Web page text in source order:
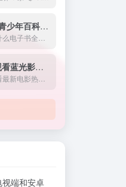
十万个为什么 - 在线青少年百科全书
天空影视-免费在线观看蓝光影视资源
端和安卓